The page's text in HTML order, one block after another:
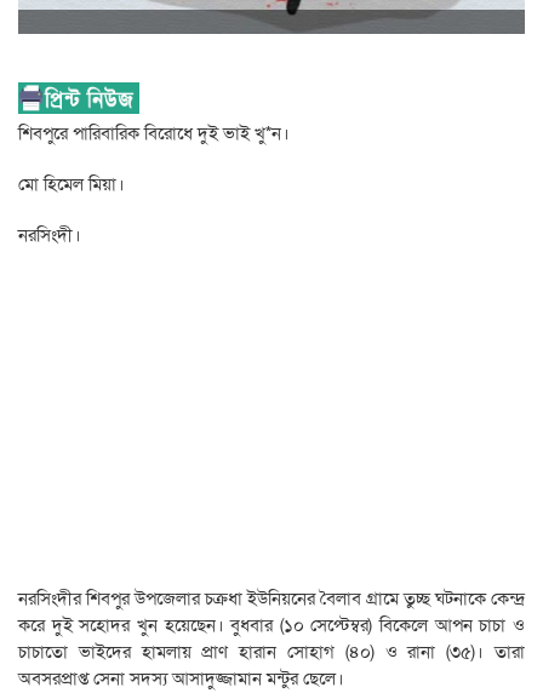
শিবপুরে পারিবারিক বিরোধে দুই ভাই খু*ন।
মো হিমেল মিয়া।
নরসিংদী।
নরসিংদীর শিবপুর উপজেলার চক্রধা ইউনিয়নের বৈলাব গ্রামে তুচ্ছ ঘটনাকে কেন্দ্র
করে দুই সহোদর খুন হয়েছেন। বুধবার (১০ সেপ্টেম্বর) বিকেলে আপন চাচা ও
চাচাতো ভাইদের হামলায় প্রাণ হারান সোহাগ (৪০) ও রানা (৩৫)। তারা
অবসরপ্রাপ্ত সেনা সদস্য আসাদুজ্জামান মন্টুর ছেলে।